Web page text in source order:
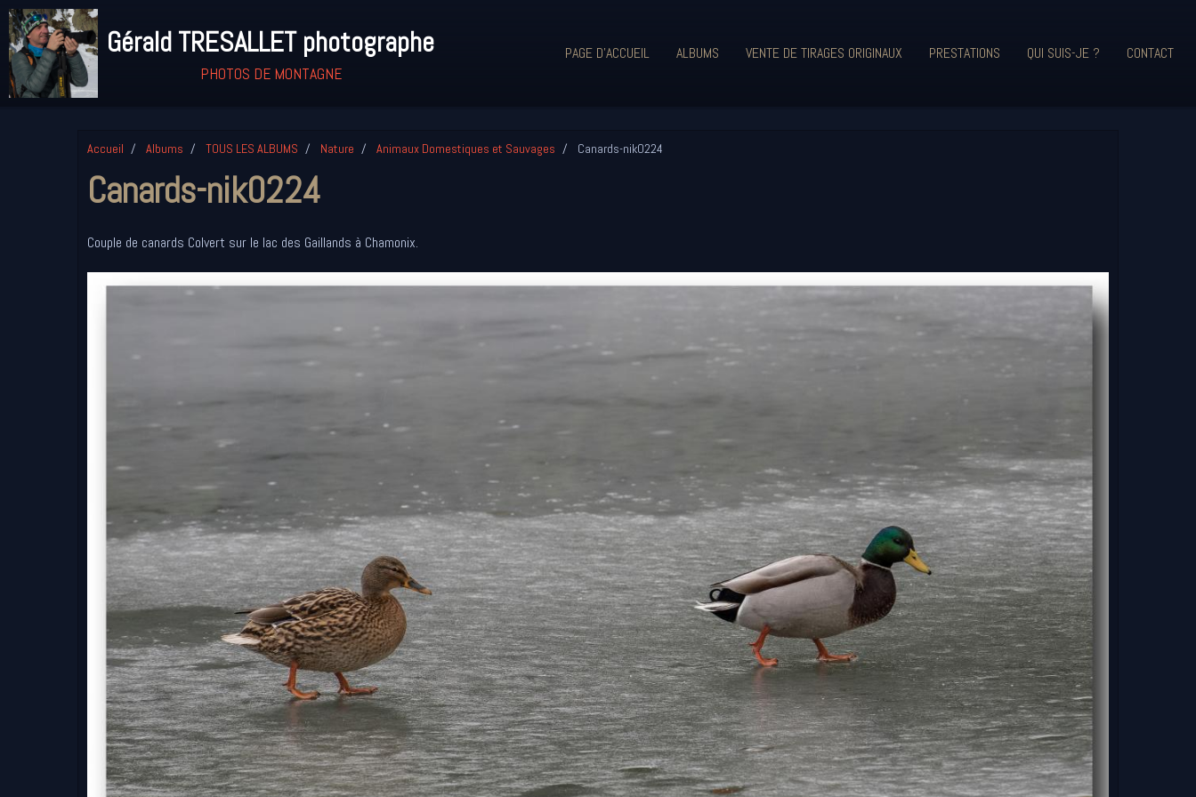
Gérald TRESALLET photographe
PHOTOS DE MONTAGNE
PAGE D'ACCUEIL ALBUMS VENTE DE TIRAGES ORIGINAUX PRESTATIONS QUI SUIS-JE ? CONTACT
Accueil Albums TOUS LES ALBUMS Nature Animaux Domestiques et Sauvages Canards-nik0224
Canards-nik0224
Couple de canards Colvert sur le lac des Gaillands à Chamonix.